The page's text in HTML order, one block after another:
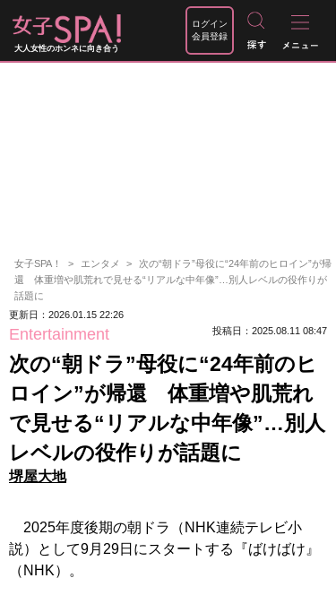
大人女性のホンネに向き合う
ログイン
会員登録
女子SPA！ エンタメ
次の“朝ドラ”母役に“24年前のヒロイン”が帰
還 体重増や肌荒れで見せる“リアルな中年像”…別人レベルの役作りが
話題に
更新日：2026.01.15 22:26
Entertainment 投稿日：2025.08.11 08:47
次の“朝ドラ”母役に“24年前のヒ
ロイン”が帰還 体重増や肌荒れ
で見せる“リアルな中年像”…別人
レベルの役作りが話題に
堺屋大地
2025年度後期の朝ドラ（NHK連続テレビ小
説）として9月29日にスタートする『ばけばけ』
（NHK）。